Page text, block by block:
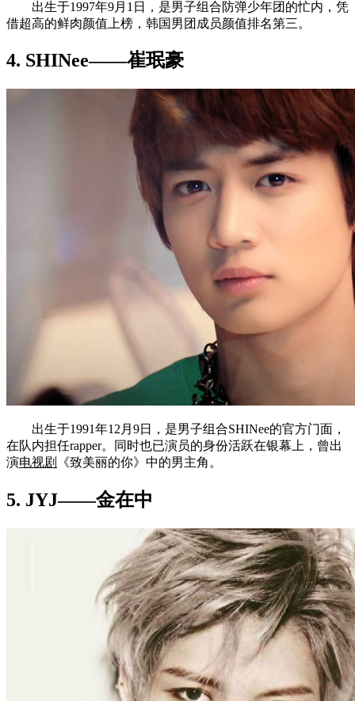
出生于1997年9月1日，是男子组合防弹少年团的忙内，凭
借超高的鲜肉颜值上榜，韩国男团成员颜值排名第三。
4. SHINee——崔珉豪
出生于1991年12月9日，是男子组合SHINee的官方门面，
在队内担任rapper。同时也已演员的身份活跃在银幕上，曾出
演电视剧 《致美丽的你》中的男主角。
5. JYJ——金在中